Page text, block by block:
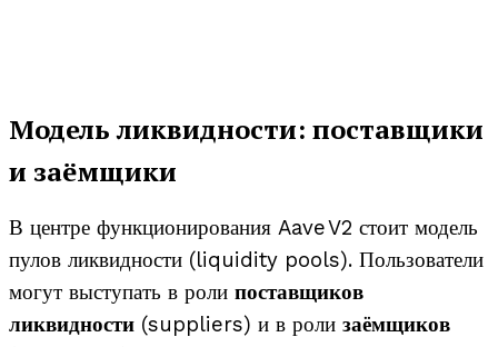
Модель ликвидности: поставщики
и заёмщики
В центре функционирования Aave V2 стоит модель
пулов ликвидности (liquidity pools). Пользователи
могут выступать в роли поставщиков
ликвидности (suppliers) и в роли заёмщиков